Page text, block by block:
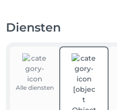
Diensten
Alle diensten